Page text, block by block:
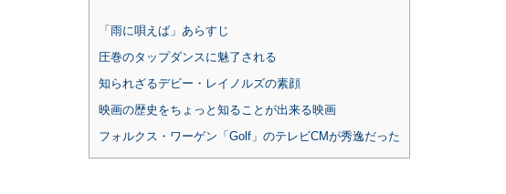
「雨に唄えば」あらすじ
圧巻のタップダンスに魅了される
知られざるデビー・レイノルズの素顔
映画の歴史をちょっと知ることが出来る映画
フォルクス・ワーゲン「Golf」のテレビCMが秀逸だった